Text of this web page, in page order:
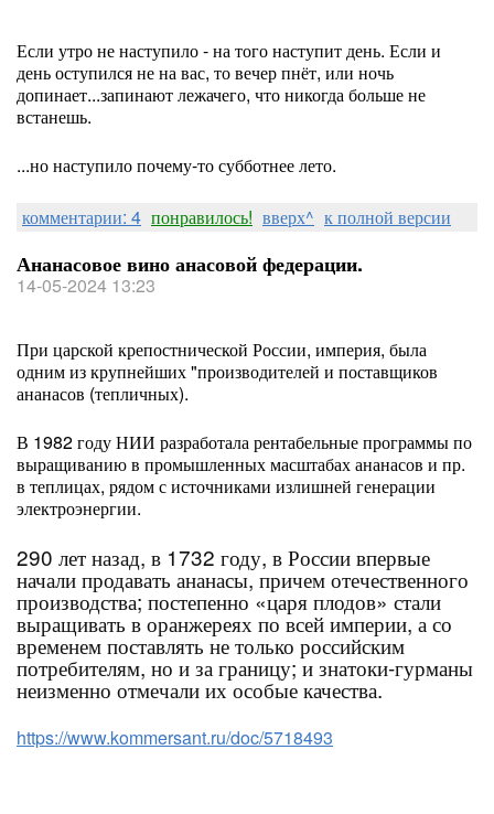
Если утро не наступило - на того наступит день. Если и
день оступился не на вас, то вечер пнёт, или ночь
допинает...запинают лежачего, что никогда больше не
встанешь.
...но наступило почему-то субботнее лето.
комментарии: 4 понравилось! вверх^ к полной версии
Ананасовое вино анасовой федерации.
14-05-2024 13:23
При царской крепостнической России, империя, была
одним из крупнейших "производителей и поставщиков
ананасов (тепличных).
В 1982 году НИИ разработала рентабельные программы по
выращиванию в промышленных масштабах ананасов и пр.
в теплицах, рядом с источниками излишней генерации
электроэнергии.
290 лет назад, в 1732 году, в России впервые
начали продавать ананасы, причем отечественного
производства; постепенно «царя плодов» стали
выращивать в оранжереях по всей империи, а со
временем поставлять не только российским
потребителям, но и за границу; и знатоки-гурманы
неизменно отмечали их особые качества.
https://www.kommersant.ru/doc/5718493